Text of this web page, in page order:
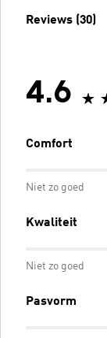
Reviews (30)
4.6
Comfort
Niet zo goed
Kwaliteit
Niet zo goed
Pasvorm